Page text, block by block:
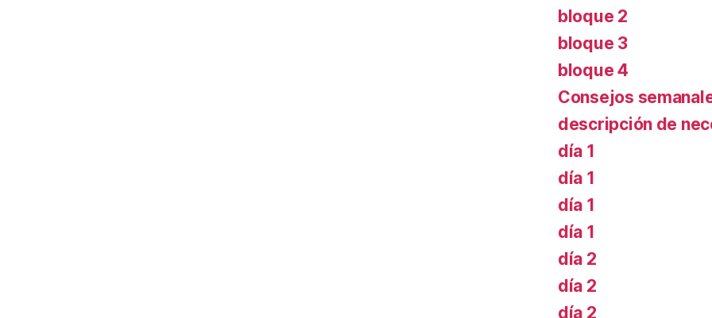
bloque 2
bloque 3
bloque 4
Consejos
descripción de
día 1
día 1
día 1
día 1
día 2
día 2
día 2